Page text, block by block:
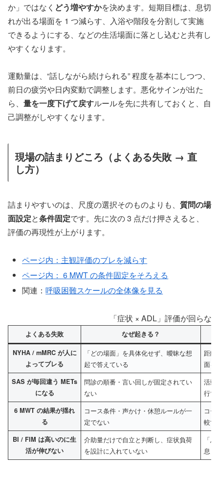
か」ではなく どう増やすかを決めます。短期目標は、息切
れが出る場面を 1 つ減らす、入浴や階段を分割して実施
できるようにする、などの生活場面に落とし込むと共有し
やすくなります。
運動量は、“話しながら続けられる” 程度を基本にしつつ、
前日の疲労や日内変動で調整します。悪化サインが出た
ら、 量を一度下げて戻すルールを先に共有しておくと、自
己調整がしやすくなります。
現場の詰まりどころ（よくある失敗 → 直
し方）
詰まりやすいのは、尺度の選択そのものよりも、 質問の場
面設定と条件固定です。先に次の 3 点だけ押さえると、
評価の再現性が上がります。
ページ内：主観評価のブレを減らす
ページ内： 6 MWT の条件固定をそろえる
関連：呼吸困難スケールの全体像を見る
「症状 × ADL」評価が回らな
よくある失敗 なぜ起きる？
NYHA / mMRC が人に
よってブレる
「どの場面」を具体化せず、曖昧な想
起で答えている
距離
面を
SAS が毎回違う METs
になる
問診の順番・言い回しが固定されてい
ない
活動
行で
6 MWT の結果が揺れ
る
コース条件・声かけ・休憩ルールが一
定でない
コ
較す
BI / FIM は高いのに生
活が伸びない
介助量だけで自立と判断し、症状負荷
を設計に入れていない
「
息・